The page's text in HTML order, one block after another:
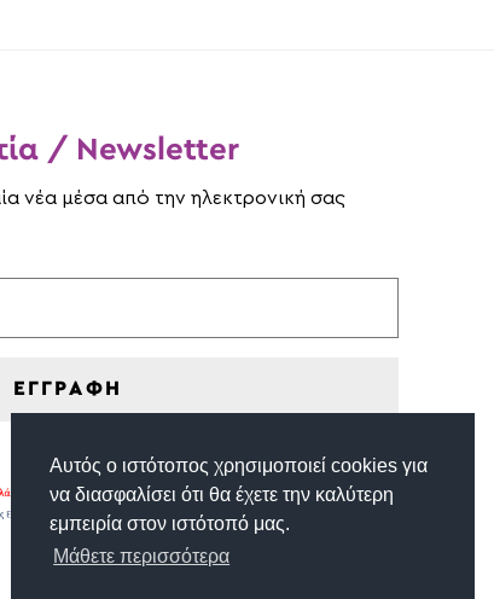
Αυτός ο ιστότοπος χρησιμοποιεί cookies για
να διασφαλίσει ότι θα έχετε την καλύτερη
εμπειρία στον ιστότοπό μας.
Μάθετε περισσότερα
/ Newsletter
νέα μέσα από την ηλεκτρονική σας
ΕΓΓΡΑΦΗ